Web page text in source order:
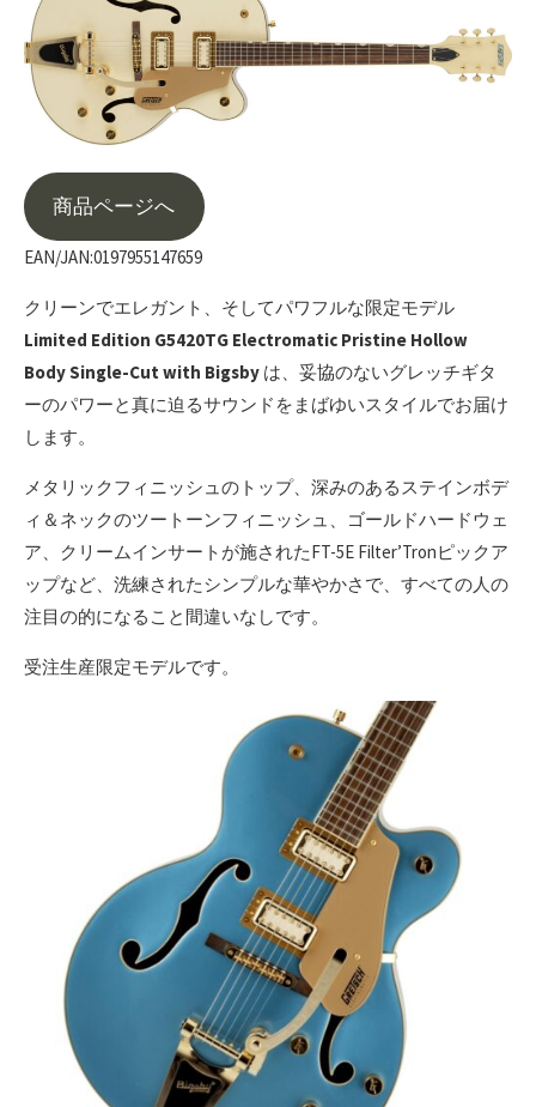
商品ページへ
EAN/JAN:0197955147659
クリーンでエレガント、そしてパワフルな限定モデル
Limited Edition G5420TG Electromatic Pristine Hollow
Body Single-Cut with Bigsby は、妥協のないグレッチギタ
ーのパワーと真に迫るサウンドをまばゆいスタイルでお届け
します。
メタリックフィニッシュのトップ、深みのあるステインボデ
ィ＆ネックのツートーンフィニッシュ、ゴールドハードウェ
ア、クリームインサートが施されたFT-5E Filter’Tronピックア
ップなど、洗練されたシンプルな華やかさで、すべての人の
注目の的になること間違いなしです。
受注生産限定モデルです。